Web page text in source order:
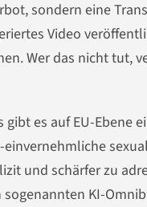
sondern eine
Video
Wer das nicht tut,
gibt es auf EU-Ebene
einvernehmliche
und schärfer zu
KI-